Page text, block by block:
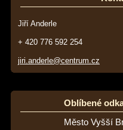
Jiří Anderle
+ 420 776 592 254
jiri.anderle@centrum.cz
Oblíbené
Město Vyšší